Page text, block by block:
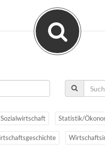
Sozialwirtschaft Statistik/